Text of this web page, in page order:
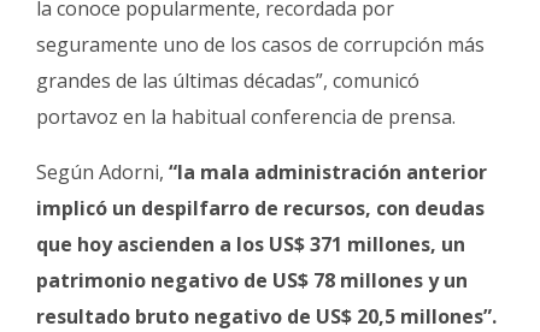
la conoce popularmente, recordada por
seguramente uno de los casos de corrupción más
grandes de las últimas décadas”, comunicó
portavoz en la habitual conferencia de prensa.
Según Adorni, “la mala administración anterior
implicó un despilfarro de recursos, con deudas
que hoy ascienden a los US$ 371 millones, un
patrimonio negativo de US$ 78 millones y un
resultado bruto negativo de US$ 20,5 millones”.